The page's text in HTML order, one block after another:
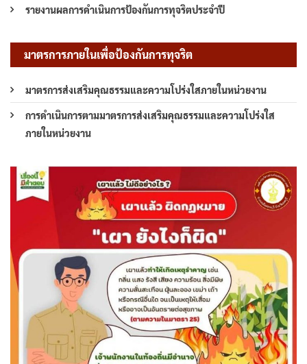
รายงานผลการดำเนินการป้องกันการทุจริตประจำปี
มาตรการภายในเพื่อป้องกันการทุจริต
มาตรการส่งเสริมคุณธรรมและความโปร่งใสภายในหน่วยงาน
การดำเนินการตามมาตรการส่งเสริมคุณธรรมและความโปร่งใส
ภายในหน่วยงาน